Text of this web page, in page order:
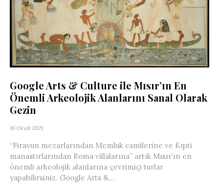
Google Arts & Culture ile Mısır’ın En
Önemli Arkeolojik Alanlarını Sanal Olarak
Gezin
16 Ocak 2021
“Firavun mezarlarından Memluk camilerine ve Kıpti
manastırlarından Roma villalarına” artık Mısır’ın en
önemli arkeolojik alanlarına çevrimiçi turlar
yapabilirsiniz. Google Arts &...